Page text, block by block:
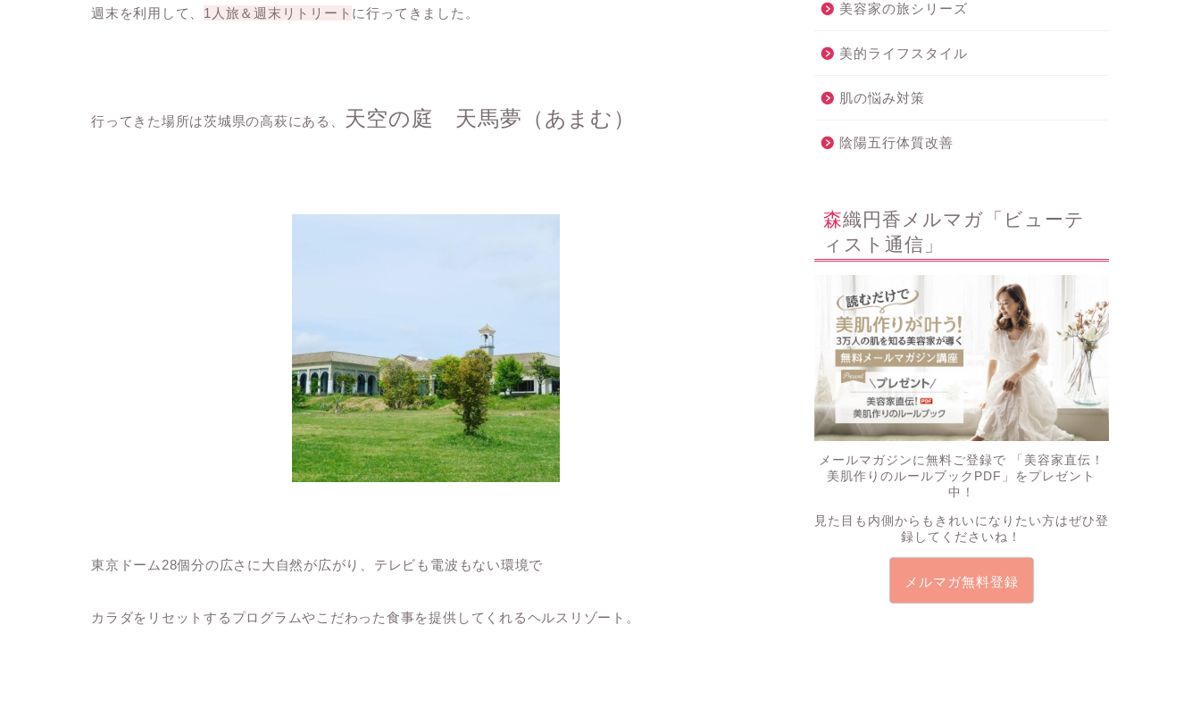
週末を利用して、 1人旅＆週末リトリート に行ってきました。
行ってきた場所は茨城県の高萩にある、 天空の庭 天馬夢（あまむ）
東京ドーム28個分の広さに大自然が広がり、テレビも電波もない環境で
カラダをリセットするプログラムやこだわった食事を提供してくれるヘルスリゾート。
美容家の旅シリーズ
美的ライフスタイル
肌の悩み対策
陰陽五行体質改善
森織円香メルマガ「ビューテ
ィスト通信」
メールマガジンに無料ご登録で
「美容家直伝！
美肌作りのルールブックPDF」 をプレゼント
中！
見た目も内側からもきれいになりたい方はぜひ登
録してくださいね！
メルマガ無料登録